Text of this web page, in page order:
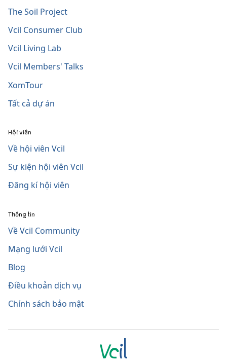
The Soil Project
Vcil Consumer Club
Vcil Living Lab
Vcil Members' Talks
XomTour
Tất cả dự án
Hội viên
Về hội viên Vcil
Sự kiện hội viên Vcil
Đăng kí hội viên
Thông tin
Về Vcil Community
Mạng lưới Vcil
Blog
Điều khoản dịch vụ
Chính sách bảo mật